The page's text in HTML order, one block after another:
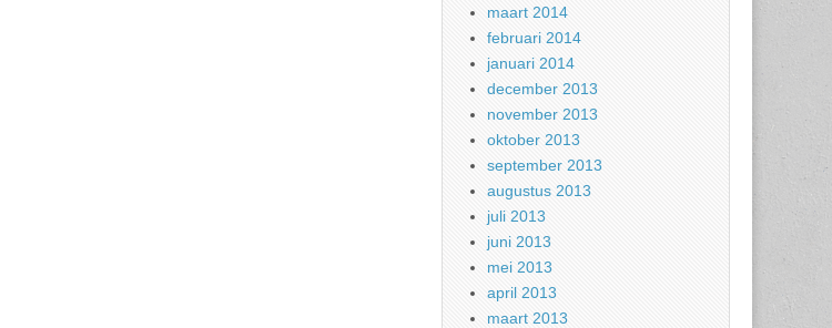
maart 2014
februari 2014
januari 2014
december 2013
november 2013
oktober 2013
september 2013
augustus 2013
juli 2013
juni 2013
mei 2013
april 2013
maart 2013